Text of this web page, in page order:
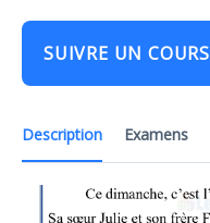
Description Examens
SUIVRE UN COURS